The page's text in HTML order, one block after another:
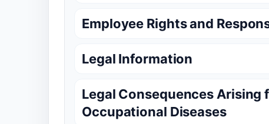
Employee Rights and
Legal Information
Legal Consequences Arising
Occupational Diseases